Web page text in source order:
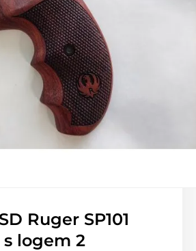
Ruger SP101
logem 2